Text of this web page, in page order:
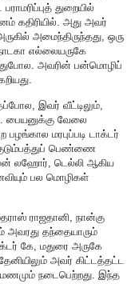
துறையில்
கதிரியில். அது அவர்
அமைந்திருந்தது, ஒரு
எல்லையருகே
அவரின் பன்மொழிப்
இவர் வீட்டிலும்,
பையனுக்கு வேலை
மரபுப்படி டாக்டர்
பெண்ணை
லஹோர், டெல்லி ஆகிய
பல மொழிகள்
ராஜதானி, நான்கு
அவரது தந்தையாரும்
கே, மதுரை அருகே
அவர் கிட்டத்தட்ட
நடைபெற்றது. இந்த